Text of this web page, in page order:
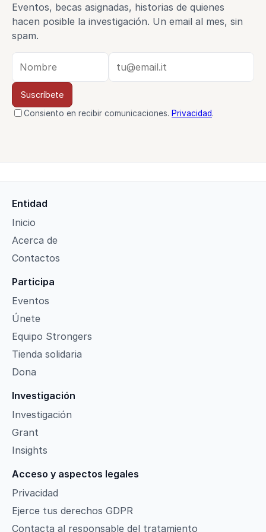
Eventos, becas asignadas, historias de quienes
hacen posible la investigación. Un email al mes, sin
spam.
Suscríbete
Consiento en recibir comunicaciones. Privacidad.
Entidad
Inicio
Acerca de
Contactos
Participa
Eventos
Únete
Equipo Strongers
Tienda solidaria
Dona
Investigación
Investigación
Grant
Insights
Acceso y aspectos legales
Privacidad
Ejerce tus derechos GDPR
Contacta al responsable del tratamiento